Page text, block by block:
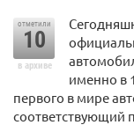
отметили
10
в архиве
именно в
первого в мире
соответствующий